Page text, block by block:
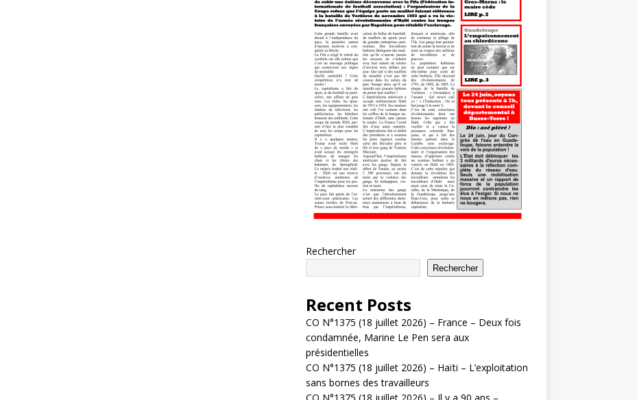
Rechercher
Rechercher
Recent Posts
CO N°1375 (18 juillet 2026) – France – Deux fois
condamnée, Marine Le Pen sera aux
présidentielles
CO N°1375 (18 juillet 2026) – Haïti – L’exploitation
sans bornes des travailleurs